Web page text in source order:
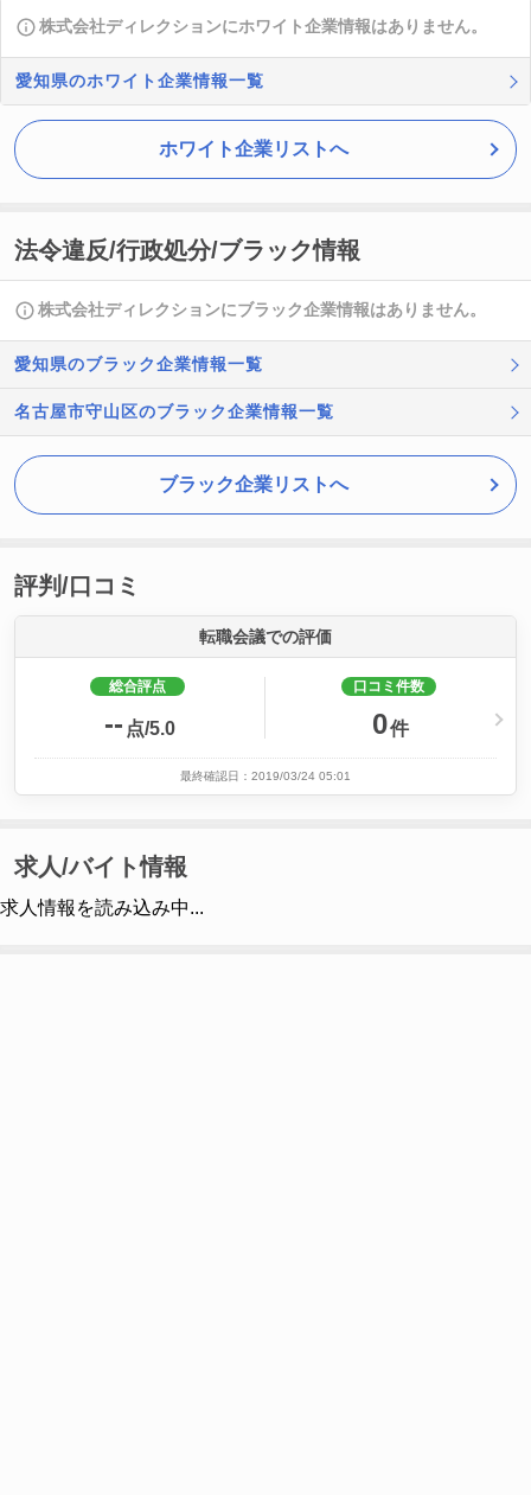
株式会社ディレクションにホワイト企業情報はありません。
愛知県のホワイト企業情報一覧
ホワイト企業リストへ
法令違反/行政処分/ブラック情報
株式会社ディレクションにブラック企業情報はありません。
愛知県のブラック企業情報一覧
名古屋市守山区のブラック企業情報一覧
ブラック企業リストへ
評判/口コミ
転職会議での評価
総合評点
-- 点/5.0
口コミ件数
0件
最終確認日：2019/03/24 05:01
求人/バイト情報
求人情報を読み込み中...